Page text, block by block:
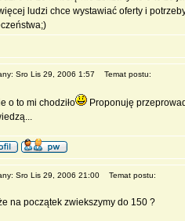
ludzi chce wystawiać oferty i
Sro Lis 29, 2006 1:57 Temat postu:
o to mi chodziło
Proponuję
Sro Lis 29, 2006 21:00 Temat postu:
na początek zwiekszymy do 150 ?